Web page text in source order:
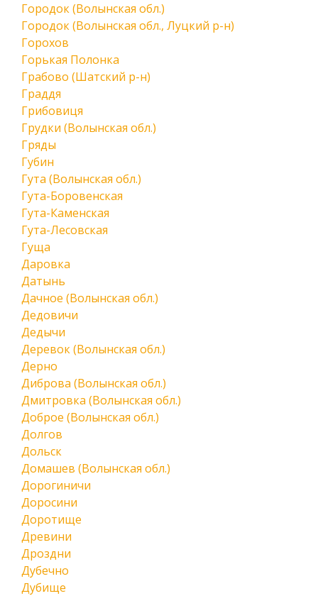
Городок (Волынская обл.)
Городок (Волынская обл., Луцкий р-н)
Горохов
Горькая Полонка
Грабово (Шатский р-н)
Граддя
Грибовиця
Грудки (Волынская обл.)
Гряды
Губин
Гута (Волынская обл.)
Гута-Боровенская
Гута-Каменская
Гута-Лесовская
Гуща
Даровка
Датынь
Дачное (Волынская обл.)
Дедовичи
Дедычи
Деревок (Волынская обл.)
Дерно
Диброва (Волынская обл.)
Дмитровка (Волынская обл.)
Доброе (Волынская обл.)
Долгов
Дольск
Домашев (Волынская обл.)
Дорогиничи
Доросини
Доротище
Древини
Дроздни
Дубечно
Дубище